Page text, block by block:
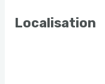
Localisation